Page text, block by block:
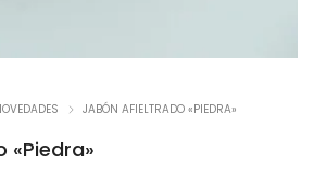
JABÓN AFIELTRADO «PIEDRA»